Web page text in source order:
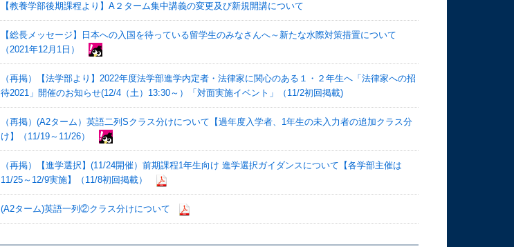
【教養学部後期課程より】A２ターム集中講義の変更及び新規開講について
【総長メッセージ】日本への入国を待っている留学生のみなさんへ～新たな水際対策措置について
（2021年12月1日）
（再掲）【法学部より】2022年度法学部進学内定者・法律家に関心のある１・２年生へ「法律家への招
待2021」開催のお知らせ(12/4（土）13:30～）「対面実施イベント」（11/2初回掲載)
（再掲）(A2ターム）英語二列Sクラス分けについて【過年度入学者、1年生の未入力者の追加クラス分
け】（11/19～11/26）
（再掲）【進学選択】(11/24開催）前期課程1年生向け 進学選択ガイダンスについて【各学部主催は
11/25～12/9実施】（11/8初回掲載）
(A2ターム)英語一列②クラス分けについて